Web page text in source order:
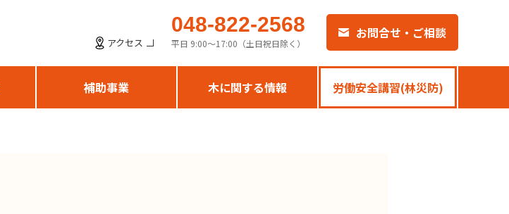
アクセス
048-822-2568
平日 9:00〜17:00（土日祝日除く）
お問合せ・ご相談
補助事業 木に関する情報 労働安全講習(林災防)